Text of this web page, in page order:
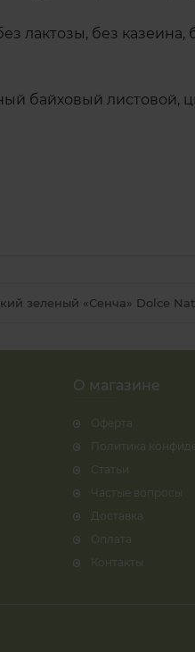
лактозы, без
байховый листовой,
зеленый «Сенча» Dolce
О магазине
Оферта
Политика
Статьи
Частые вопросы
Доставка
Оплата
Контакты